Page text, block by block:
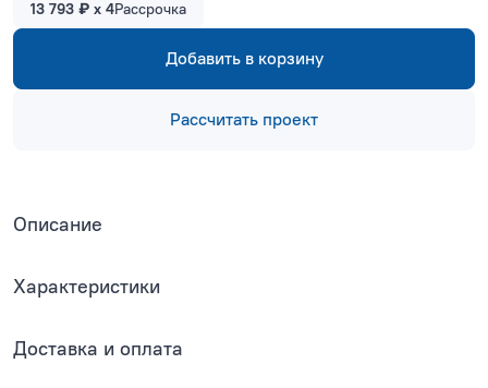
13 793 ₽ x 4Рассрочка
Добавить в корзину
Рассчитать проект
Описание
Характеристики
Доставка и оплата